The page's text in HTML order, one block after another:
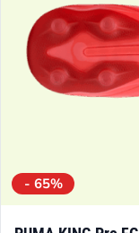
- 65%